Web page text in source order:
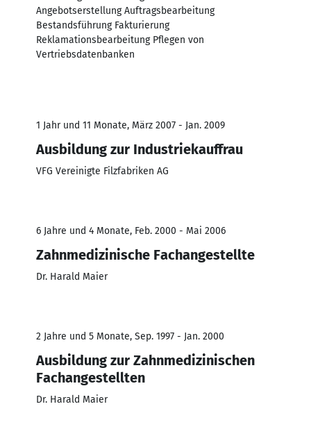
Angebotserstellung Auftragsbearbeitung
Bestandsführung Fakturierung
Reklamationsbearbeitung Pflegen von
Vertriebsdatenbanken
1 Jahr und 11 Monate, März 2007 - Jan. 2009
Ausbildung zur Industriekauffrau
VFG Vereinigte Filzfabriken AG
6 Jahre und 4 Monate, Feb. 2000 - Mai 2006
Zahnmedizinische Fachangestellte
Dr. Harald Maier
2 Jahre und 5 Monate, Sep. 1997 - Jan. 2000
Ausbildung zur Zahnmedizinischen
Fachangestellten
Dr. Harald Maier